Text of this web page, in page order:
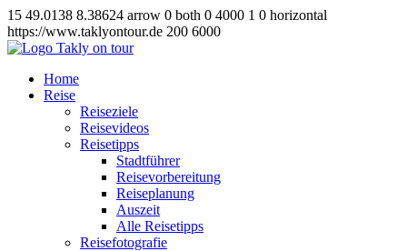
15 49.0138 8.38624 arrow 0 both 0 4000 1 0 horizontal
https://www.taklyontour.de 200 6000
Home
Reise
Reiseziele
Reisevideos
Reisetipps
Stadtführer
Reisevorbereitung
Reiseplanung
Auszeit
Alle Reisetipps
Reisefotografie